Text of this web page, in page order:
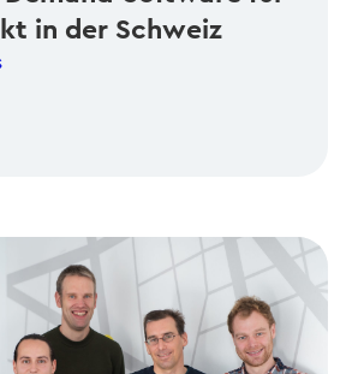
in der Schweiz